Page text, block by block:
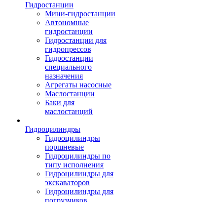
Гидростанции
Мини-гидростанции
Автономные
гидростанции
Гидростанции для
гидропрессов
Гидростанции
специального
назначения
Агрегаты насосные
Маслостанции
Баки для
маслостанций
Гидроцилиндры
Гидроцилиндры
поршневые
Гидроцилиндры по
типу исполнения
Гидроцилиндры для
экскаваторов
Гидроцилиндры для
погрузчиков